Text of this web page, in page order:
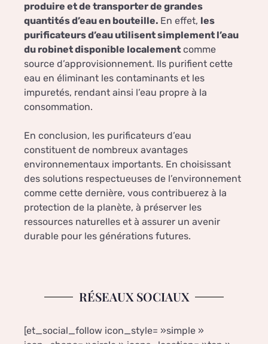
produire et de transporter de grandes
quantités d’eau en bouteille. En effet, les
purificateurs d’eau utilisent simplement l’eau
du robinet disponible localement comme
source d’approvisionnement. Ils purifient cette
eau en éliminant les contaminants et les
impuretés, rendant ainsi l’eau propre à la
consommation.
En conclusion, les purificateurs d’eau
constituent de nombreux avantages
environnementaux importants. En choisissant
des solutions respectueuses de l’environnement
comme cette dernière, vous contribuerez à la
protection de la planète, à préserver les
ressources naturelles et à assurer un avenir
durable pour les générations futures.
RÉSEAUX SOCIAUX
[et_social_follow icon_style= »simple »